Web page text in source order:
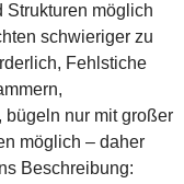
Strukturen möglich
schwieriger zu
Fehlstiche
bügeln nur mit großer
möglich – daher
Beschreibung: